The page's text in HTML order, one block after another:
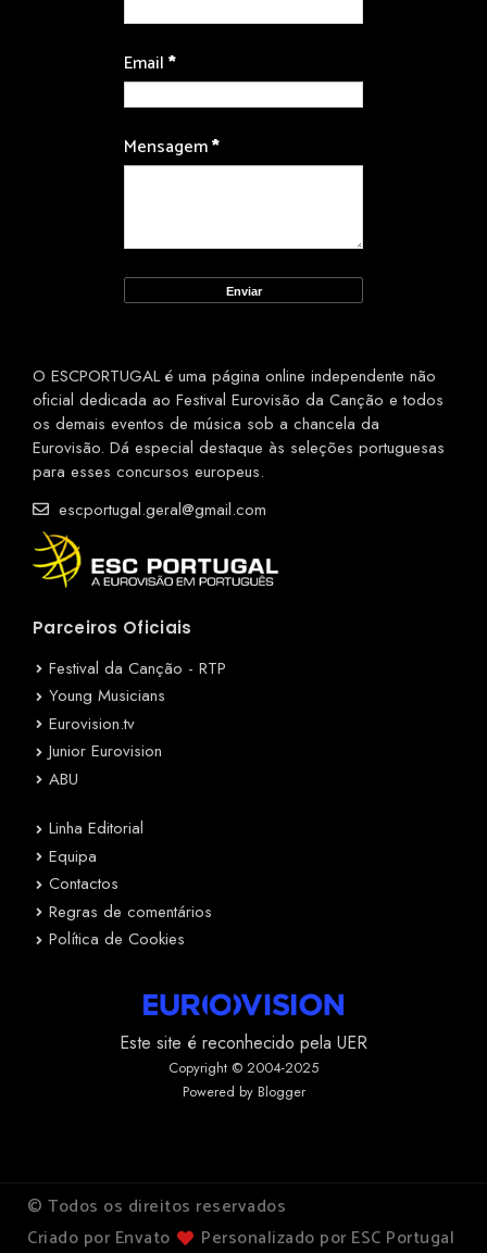
Email*
Mensagem*
O ESCPORTUGAL é uma página online independente não
oficial dedicada ao Festival Eurovisão da Canção e todos
os demais eventos de música sob a chancela da
Eurovisão. Dá especial destaque às seleções portuguesas
para esses concursos europeus.
escportugal.geral@gmail.com
Parceiros Oficiais
Festival da Canção - RTP
Young Musicians
Eurovision.tv
Junior Eurovision
ABU
Linha Editorial
Equipa
Contactos
Regras de comentários
Política de Cookies
Este site é reconhecido pela UER
Copyright © 2004-2025
Powered by Blogger
© Todos os direitos reservados
Criado por Envato
Personalizado por ESC Portugal